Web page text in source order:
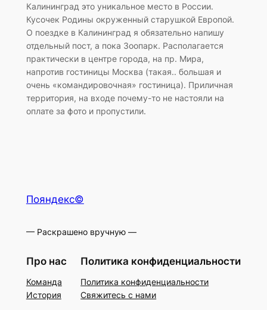
Калининград это уникальное место в России.
Кусочек Родины окруженный старушкой Европой.
О поездке в Калининград я обязательно напишу
отдельный пост, а пока Зоопарк. Располагается
практически в центре города, на пр. Мира,
напротив гостиницы Москва (такая.. большая и
очень «командировочная» гостиница). Приличная
территория, на входе почему-то не настояли на
оплате за фото и пропустили.
Пояндекс©
— Раскрашено вручную —
Про нас
Команда
История
Политика конфиденциальности
Политика конфиденциальности
Свяжитесь с нами